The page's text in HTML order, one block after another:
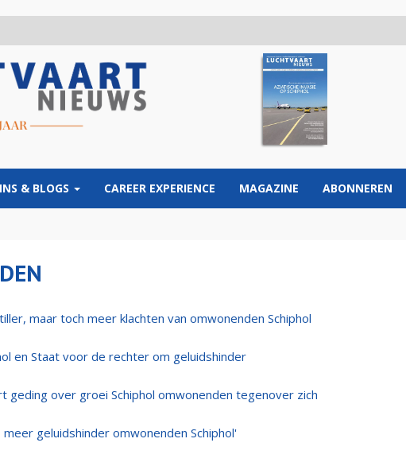
& BLOGS CAREER EXPERIENCE MAGAZINE ABONNEREN
maar toch meer klachten van omwonenden Schiphol
en Staat voor de rechter om geluidshinder
geding over groei Schiphol omwonenden tegenover zich
geluidshinder omwonenden Schiphol'